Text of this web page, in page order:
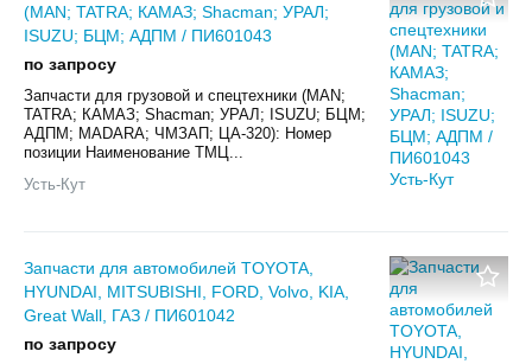
(MAN; TATRA; КАМАЗ; Shacman; УРАЛ;
ISUZU; БЦМ; АДПМ / ПИ601043
по запросу
Запчасти для грузовой и спецтехники (MAN;
TATRA; КАМАЗ; Shacman; УРАЛ; ISUZU; БЦМ;
АДПМ; MADARA; ЧМЗАП; ЦА-320): Номер
позиции Наименование ТМЦ...
Усть-Кут
Запчасти для автомобилей TOYOTA,
HYUNDAI, MITSUBISHI, FORD, Volvo, KIA,
Great Wall, ГАЗ / ПИ601042
по запросу